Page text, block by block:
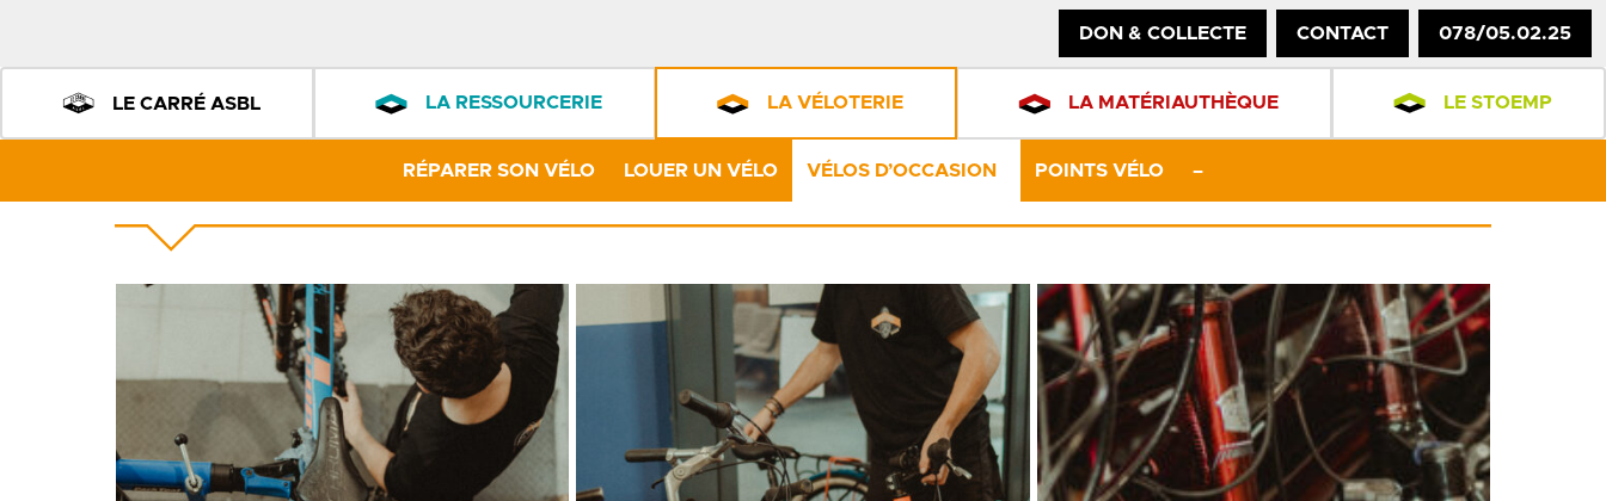
DON & COLLECTE CONTACT 078/05.02.25
LE CARRÉ ASBL LA RESSOURCERIE LA VÉLOTERIE LA MATÉRIAUTHÈQUE LE STOEMP
RÉPARER SON VÉLO LOUER UN VÉLO VÉLOS D’OCCASION POINTS VÉLO –